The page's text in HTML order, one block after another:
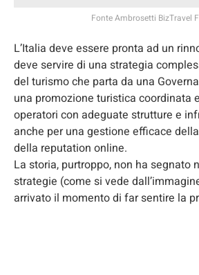
Fonte Ambrosetti BizTravel
L’Italia deve essere pronta ad un
deve servire di una strategia
del turismo che parta da una
una promozione turistica coordinata
operatori con adeguate strutture e
anche per una gestione efficace
della reputation online.
La storia, purtroppo, non ha segnato
strategie (come si vede
arrivato il momento di far sentire la